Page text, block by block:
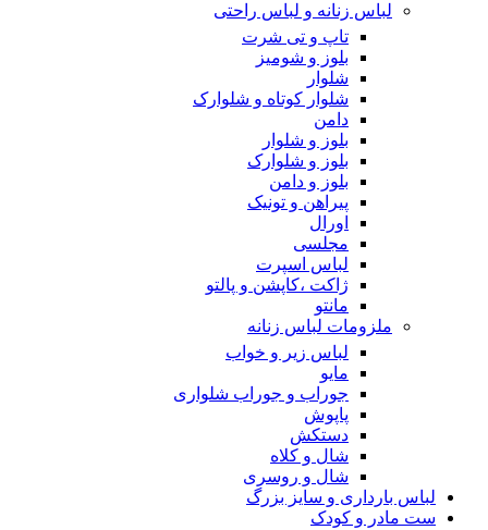
لباس زنانه و لباس راحتی
تاپ و تی شرت
بلوز و شومیز
شلوار
شلوار کوتاه و شلوارک
دامن
بلوز و شلوار
بلوز و شلوارک
بلوز و دامن
پیراهن و تونیک
اورال
مجلسی
لباس اسپرت
ژاکت ،کاپشن و پالتو
مانتو
ملزومات لباس زنانه
لباس زیر و خواب
مایو
جوراب و جوراب شلواری
پاپوش
دستکش
شال و کلاه
شال و روسری
لباس بارداری و سایز بزرگ
ست مادر و کودک